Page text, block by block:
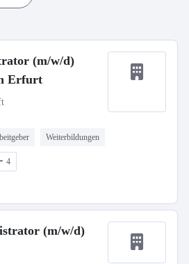
(m/w/d)
Erfurt
Weiterbildungen
4
(m/w/d)